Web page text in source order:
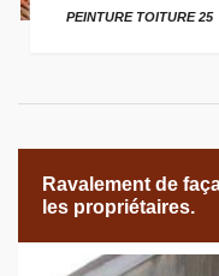
PEINTURE TOITURE 25
Ravalement de
les propriétaires.